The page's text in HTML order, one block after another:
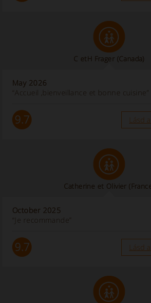
C etH Frager (Canada)
May 2026
“Accueil ,bienveillance et bonne cuisine”
9.7 Lásd
Catherine et Olivier
October 2025
“Je recommande”
9.7 Lásd